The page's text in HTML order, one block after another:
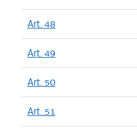
Art. 48
Art. 49
Art. 50
Art. 51